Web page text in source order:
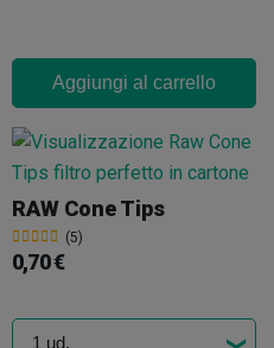
Aggiungi al carrello
RAW Cone Tips
(5)
0,70 €